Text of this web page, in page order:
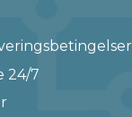
24/7